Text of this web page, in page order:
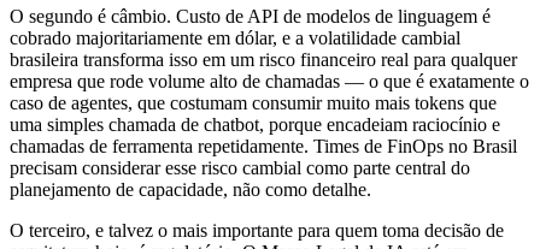
O segundo é câmbio. Custo de API de modelos de linguagem é
cobrado majoritariamente em dólar, e a volatilidade cambial
brasileira transforma isso em um risco financeiro real para qualquer
empresa que rode volume alto de chamadas — o que é exatamente o
caso de agentes, que costumam consumir muito mais tokens que
uma simples chamada de chatbot, porque encadeiam raciocínio e
chamadas de ferramenta repetidamente. Times de FinOps no Brasil
precisam considerar esse risco cambial como parte central do
planejamento de capacidade, não como detalhe.
O terceiro, e talvez o mais importante para quem toma decisão de